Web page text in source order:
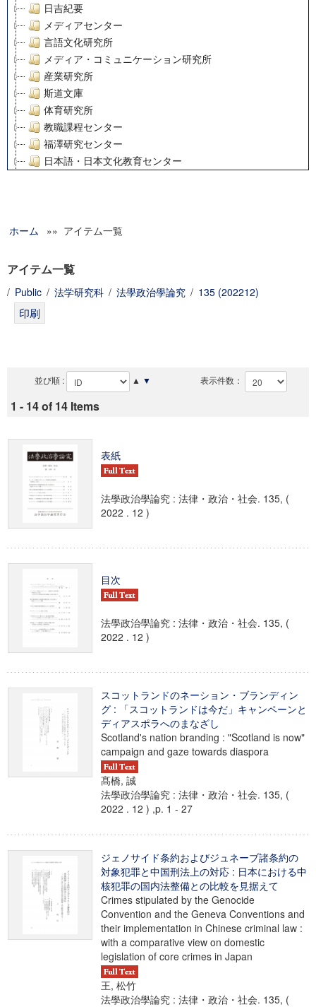
日吉紀要
メディアセンター
言語文化研究所
メディア・コミュニケーション研究所
産業研究所
斯道文庫
体育研究所
教職課程センター
福澤研究センター
日本語・日本文化教育センター
グローバルリサーチインスティテュート
科学研究費補助金研究成果報告書
慶應義塾大学グローバルCOEプログラム市民社会ガバナンス
ホーム »» アイテム一覧
アイテム一覧
/ Public / 法学研究科 / 法學政治學論究 / 135 (202212)
並び順 : ▲ ▼ 表示件数：
1 - 14 of 14 Items
表紙
法學政治學論究 : 法律・政治・社会. 135, (
2022 . 12 )
目次
法學政治學論究 : 法律・政治・社会. 135, (
2022 . 12 )
スコットランドのネーション・ブランディン
グ : 「スコットランドは今だ」キャンペーンと
ディアスポラへのまなざし
Scotland's nation branding : "Scotland is now"
campaign and gaze towards diaspora
髙橋, 誠
法學政治學論究 : 法律・政治・社会. 135, (
2022 . 12 ) ,p. 1 - 27
ジェノサイド条約およびジュネーブ諸条約の
対象犯罪と中国刑法上の対応 : 日本における中
核犯罪の国内法整備との比較を見据えて
Crimes stipulated by the Genocide
Convention and the Geneva Conventions and
their implementation in Chinese criminal law :
with a comparative view on domestic
legislation of core crimes in Japan
王, 松竹
法學政治學論究 : 法律・政治・社会. 135, (